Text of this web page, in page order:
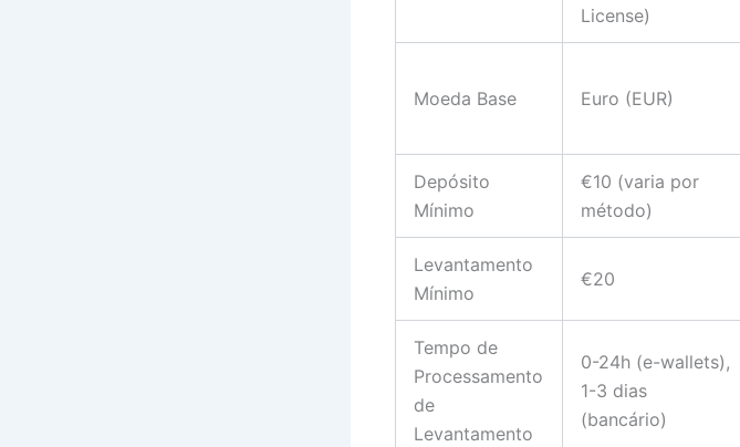
License)
Moeda Base Euro (EUR)
Depósito
Mínimo
€10 (varia por
método)
Levantamento
Mínimo
€20
Tempo de
Processamento
de
Levantamento
0-24h (e-wallets),
1-3 dias
(bancário)